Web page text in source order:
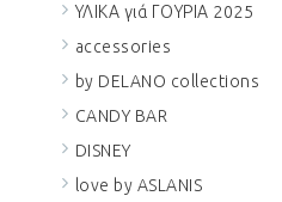
ΥΛΙΚΑ γιά ΓΟΥΡΙΑ 2025
accessories
by DELANO collections
CANDY BAR
DISNEY
love by ASLANIS